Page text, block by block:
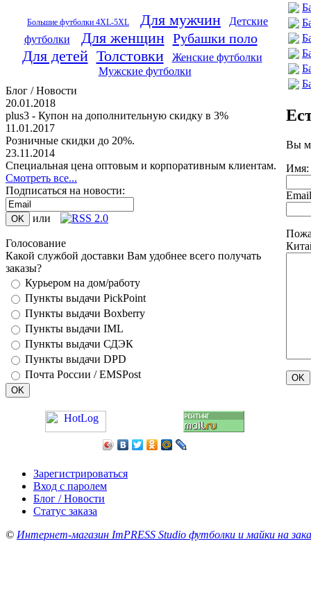
Большие футболки 4XL-5XL Для мужчин
Детские
футболки
Для женщин Рубашки поло
Для детей Толстовки
Женские футболки
Мужские футболки
Блог / Новости
20.01.2018
plus3 - Купон на дополнительную скидку в 3%
11.01.2017
Розничные скидки до 20%.
23.11.2014
Специальная цена оптовым и корпоративным клиентам.
Смотреть все...
Подписаться на новости:
или
Голосование
Какой службой доставки Вам удобнее всего получать
заказы?
Курьером на дом/работу
Пункты выдачи PickPoint
Пункты выдачи Boxberry
Пункты выдачи IML
Пункты выдачи СДЭК
Пункты выдачи DPD
Почта России / EMSPost
Вы
Имя:
Email
Зарегистрироваться
Вход с паролем
Блог / Новости
Статус заказа
© Интернет-магазин ImPRESS Studio футболки и майки на